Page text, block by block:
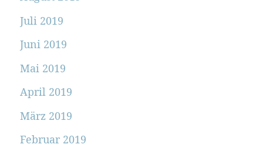
Juli 2019
Juni 2019
Mai 2019
April 2019
März 2019
Februar 2019